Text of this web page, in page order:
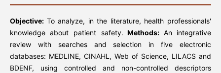
Objective: To analyze, in the literature, health professionals'
knowledge about patient safety. Methods: An integrative
review with searches and selection in five electronic
databases: MEDLINE, CINAHL, Web of Science, LILACS and
BDENF, using controlled and non-controlled descriptors